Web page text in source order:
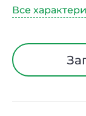
Угол
Диапазон
температур